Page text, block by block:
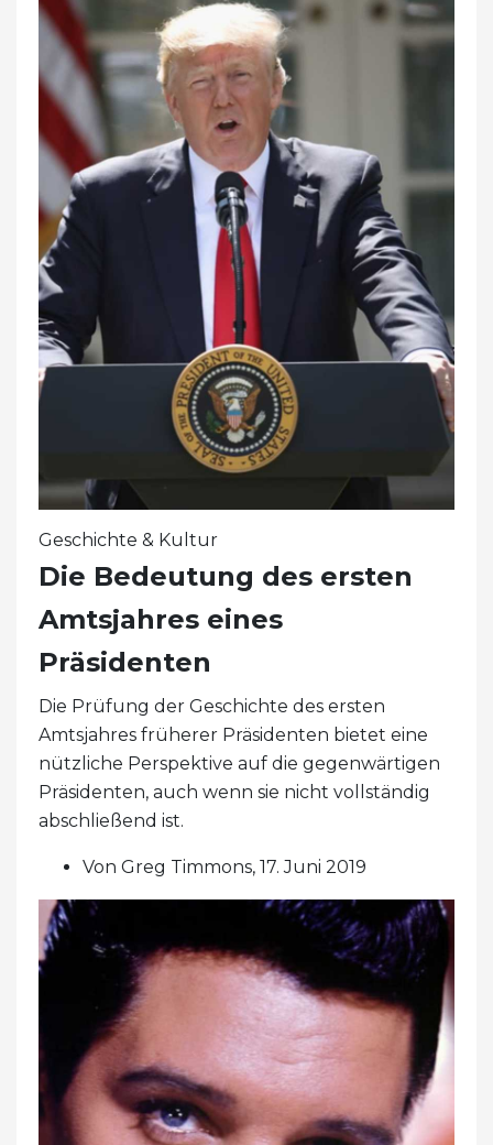
Geschichte & Kultur
Die Bedeutung des ersten
Amtsjahres eines
Präsidenten
Die Prüfung der Geschichte des ersten
Amtsjahres früherer Präsidenten bietet eine
nützliche Perspektive auf die gegenwärtigen
Präsidenten, auch wenn sie nicht vollständig
abschließend ist.
Von Greg Timmons, 17. Juni 2019